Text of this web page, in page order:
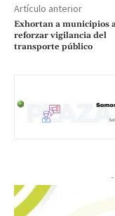
Artículo anterior
Exhortan a municipios
reforzar vigilancia del
transporte público
-